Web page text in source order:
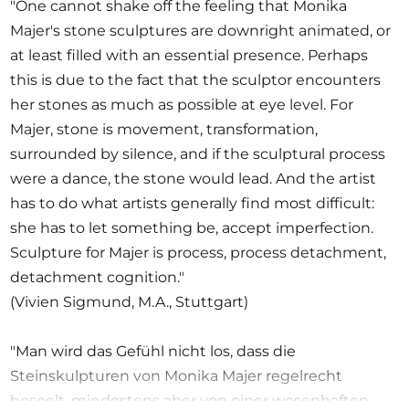
"One cannot shake off the feeling that Monika
Majer's stone sculptures are downright animated, or
at least filled with an essential presence. Perhaps
this is due to the fact that the sculptor encounters
her stones as much as possible at eye level. For
Majer, stone is movement, transformation,
surrounded by silence, and if the sculptural process
were a dance, the stone would lead. And the artist
has to do what artists generally find most difficult:
she has to let something be, accept imperfection.
Sculpture for Majer is process, process detachment,
detachment cognition."
(Vivien Sigmund, M.A., Stuttgart)
"Man wird das Gefühl nicht los, dass die
Steinskulpturen von Monika Majer regelrecht